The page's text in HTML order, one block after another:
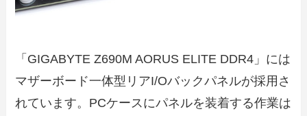
「GIGABYTE Z690M AORUS ELITE DDR4」には
マザーボード一体型リアI/Oバックパネルが採用さ
れています。PCケースにパネルを装着する作業は